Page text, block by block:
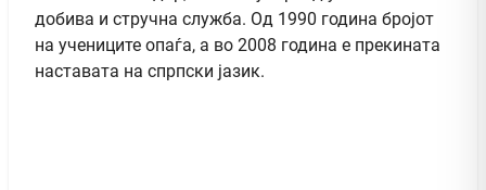
добива и стручна служба. Од 1990 година бројот
на учениците опаѓа, а во 2008 година е прекината
наставата на спрпски јазик.